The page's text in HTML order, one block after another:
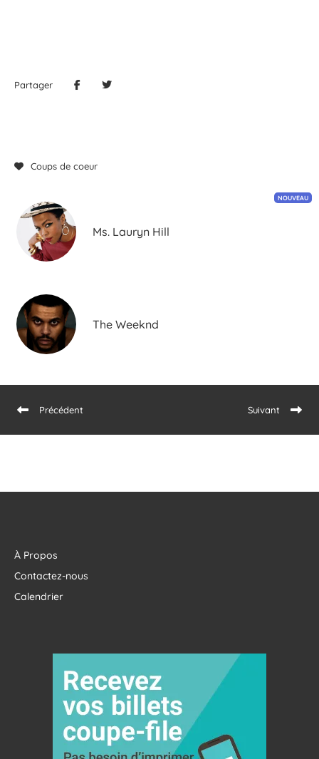
Partager
Coups de coeur
NOUVEAU
Ms. Lauryn Hill
The Weeknd
Précédent Suivant
À Propos
Contactez-nous
Calendrier